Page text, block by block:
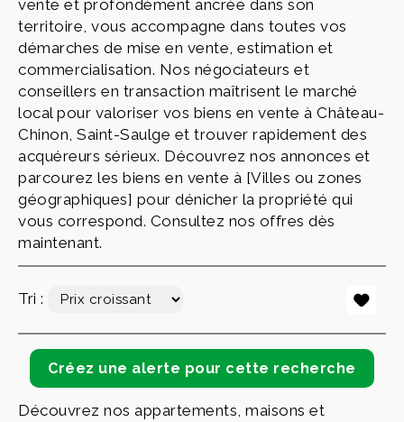
vente et profondément ancrée dans son
territoire, vous accompagne dans toutes vos
démarches de mise en vente, estimation et
commercialisation. Nos négociateurs et
conseillers en transaction maîtrisent le marché
local pour valoriser vos biens en vente à Château-
Chinon, Saint-Saulge et trouver rapidement des
acquéreurs sérieux. Découvrez nos annonces et
parcourez les biens en vente à [Villes ou zones
géographiques] pour dénicher la propriété qui
vous correspond. Consultez nos offres dès
maintenant.
Tri :
Découvrez nos appartements, maisons et